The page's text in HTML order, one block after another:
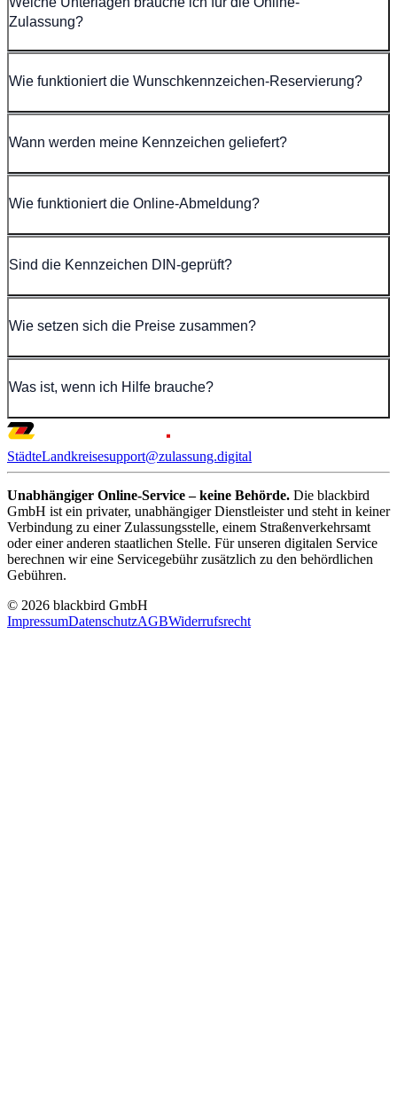
Zulassung?
Wie funktioniert die Wunschkennzeichen-Reservierung?
Wann werden meine Kennzeichen geliefert?
Wie funktioniert die Online-Abmeldung?
Sind die Kennzeichen DIN-geprüft?
Wie setzen sich die Preise zusammen?
Was ist, wenn ich Hilfe brauche?
StädteLandkreisesupport@zulassung.digital
Unabhängiger Online-Service – keine Behörde. Die blackbird
GmbH ist ein privater, unabhängiger Dienstleister und steht in keiner
Verbindung zu einer Zulassungsstelle, einem Straßenverkehrsamt
oder einer anderen staatlichen Stelle. Für unseren digitalen Service
berechnen wir eine Servicegebühr zusätzlich zu den behördlichen
Gebühren.
© 2026 blackbird GmbH
ImpressumDatenschutzAGBWiderrufsrecht